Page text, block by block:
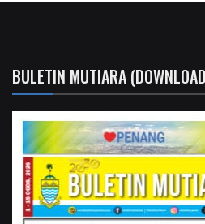
BULETIN MUTIARA